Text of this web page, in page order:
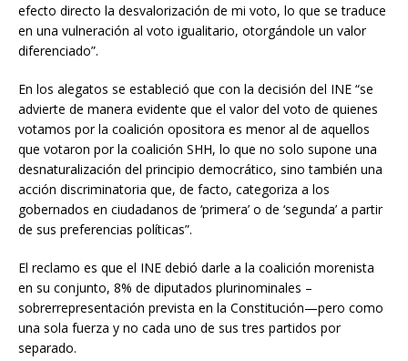
efecto directo la desvalorización de mi voto, lo que se traduce
en una vulneración al voto igualitario, otorgándole un valor
diferenciado”.
En los alegatos se estableció que con la decisión del INE “se
advierte de manera evidente que el valor del voto de quienes
votamos por la coalición opositora es menor al de aquellos
que votaron por la coalición SHH, lo que no solo supone una
desnaturalización del principio democrático, sino también una
acción discriminatoria que, de facto, categoriza a los
gobernados en ciudadanos de ‘primera’ o de ‘segunda’ a partir
de sus preferencias políticas”.
El reclamo es que el INE debió darle a la coalición morenista
en su conjunto, 8% de diputados plurinominales –
sobrerrepresentación prevista en la Constitución—pero como
una sola fuerza y no cada uno de sus tres partidos por
separado.